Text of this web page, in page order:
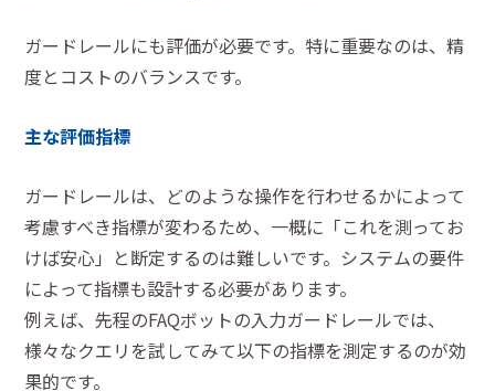
ガードレールにも評価が必要です。特に重要なのは、精
度とコストのバランスです。
主な評価指標
ガードレールは、どのような操作を行わせるかによって
考慮すべき指標が変わるため、一概に「これを測ってお
けば安心」と断定するのは難しいです。システムの要件
によって指標も設計する必要があります。
例えば、先程のFAQボットの入力ガードレールでは、
様々なクエリを試してみて以下の指標を測定するのが効
果的です。